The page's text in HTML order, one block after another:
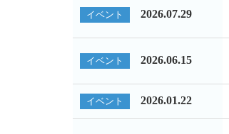
イベント 2026.07.29
イベント 2026.06.15
イベント 2026.01.22